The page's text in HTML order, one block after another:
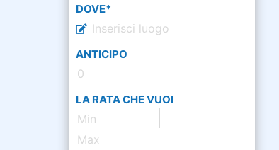
DOVE*
ANTICIPO
LA RATA CHE VUOI